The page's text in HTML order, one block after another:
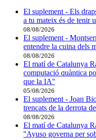
El suplement - Els
a tu mateix és de tenir
08/08/2026
El suplement -
entendre la cuina dels
08/08/2026
El matí de Catalunya
computació quàntica
que la IA''
05/08/2026
El suplement - Joan
trencats de la derrota
08/08/2026
El matí de Catalunya
''Ayuso governa per